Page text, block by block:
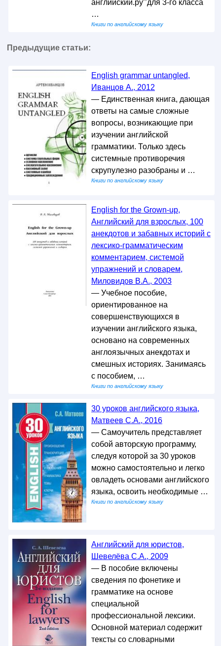
английский.ру’’для 3-го класса
…
Книги по английскому языку
Предыдущие статьи:
English grammar untangled,
Иванцов А., 2012
— Единственная книга, дающая
ответы на самые сложные
вопросы, возникающие при
изучении английской
грамматики. Только здесь
системные противоречия
скрупулезно разобраны и …
Книги по английскому языку
English for the Grown-up,
Английский для взрослых, 100
анекдотов и забавных историй с
лексико-грамматическим
комментарием, системой
упражнений и словарем,
Миловидов В.А., 2003
— Учебное пособие,
ориентированное на
совершенствующихся в
изучении английского языка,
основано на современных
англоязычных анекдотах и
смешных историях. Занимаясь
с пособием, …
Книги по английскому языку
30 уроков английского языка,
Матвеев С.А., 2016
— Самоучитель представляет
собой авторскую программу,
следуя которой за 30 уроков
можно самостоятельно и легко
овладеть основами английского
языка, освоить необходимые …
Книги по английскому языку
Английский для юристов,
Шевелёва С.А., 2009
— В пособие включены
сведения по фонетике и
грамматике на основе
специальной
профессиональной лексики.
Основной материал содержит
тексты со словарными